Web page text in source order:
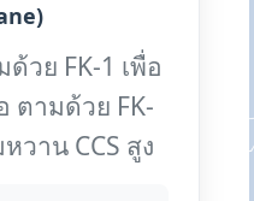
วย FK-1 เพื่อ
ตามด้วย FK-
วาน CCS สูง